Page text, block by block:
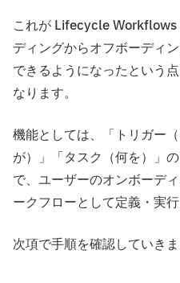
これが Lifecycle Workflows
ディングからオフボーディ
できるようになったという
なります。
機能としては、「トリガー
が）」「タスク（何を）」
で、ユーザーのオンボーデ
ークフローとして定義・実行
次項で手順を確認していきま